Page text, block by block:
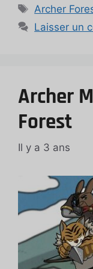
Étiquettes
Archer
Laisser un
Archer
Forest
Il y a 3 ans